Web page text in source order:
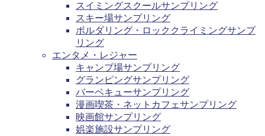
スイミングスクールサンプリング
スキー場サンプリング
ボルダリング・ロッククライミングサンプ
リング
エンタメ・レジャー
キャンプ場サンプリング
グランピングサンプリング
バーベキューサンプリング
漫画喫茶・ネットカフェサンプリング
映画館サンプリング
娯楽施設サンプリング